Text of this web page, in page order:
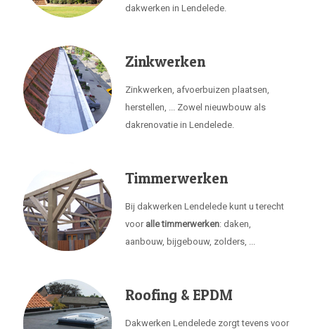
dakwerken in Lendelede.
Zinkwerken
Zinkwerken, afvoerbuizen plaatsen,
herstellen, ... Zowel nieuwbouw als
dakrenovatie in Lendelede.
Timmerwerken
Bij dakwerken Lendelede kunt u terecht
voor alle timmerwerken: daken,
aanbouw, bijgebouw, zolders, ...
Roofing & EPDM
Dakwerken Lendelede zorgt tevens voor